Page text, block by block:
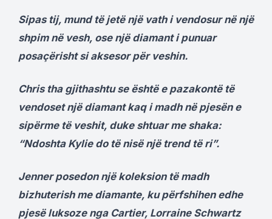
Sipas tij, mund të jetë një vath i vendosur në një
shpim në vesh, ose një diamant i punuar
posaçërisht si aksesor për veshin.
Chris tha gjithashtu se është e pazakontë të
vendoset një diamant kaq i madh në pjesën e
sipërme të veshit, duke shtuar me shaka:
“Ndoshta Kylie do të nisë një trend të ri”.
Jenner posedon një koleksion të madh
bizhuterish me diamante, ku përfshihen edhe
pjesë luksoze nga Cartier, Lorraine Schwartz